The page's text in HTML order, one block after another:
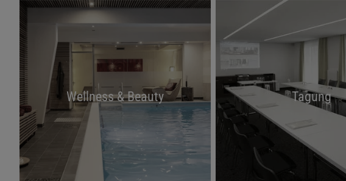
Wellness & Beauty Tagung